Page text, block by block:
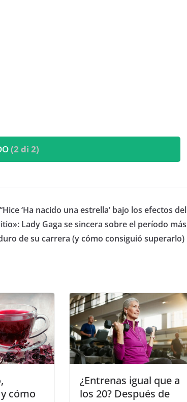
(2 di 2)
​“Hice ‘Ha nacido una estrella’ bajo los efectos del
Lady Gaga se sincera sobre el período más
de su carrera (y cómo consiguió superarlo)
cómo
¿Entrenas igual que a
los 20? Después de